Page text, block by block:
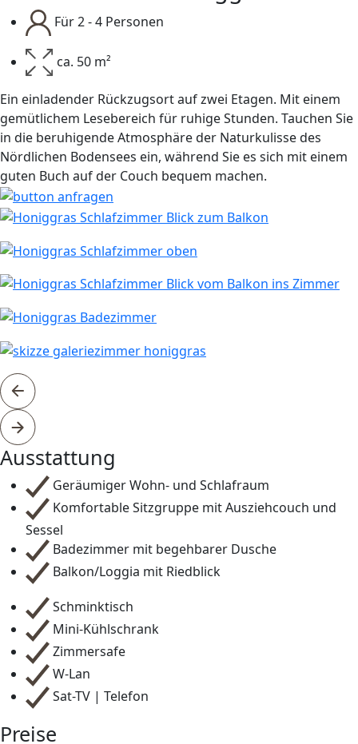
Für 2 - 4 Personen
ca. 50 m²
Ein einladender Rückzugsort auf zwei Etagen. Mit einem
gemütlichem Lesebereich für ruhige Stunden. Tauchen Sie
in die beruhigende Atmosphäre der Naturkulisse des
Nördlichen Bodensees ein, während Sie es sich mit einem
guten Buch auf der Couch bequem machen.
Aus­stattung
Geräumiger Wohn- und Schlafraum
Komfortable Sitzgruppe mit Ausziehcouch und
Sessel
Badezimmer mit begehbarer Dusche
Balkon/Loggia mit Riedblick
Schminktisch
Mini-Kühlschrank
Zimmersafe
W-Lan
Sat-TV | Telefon
Preise